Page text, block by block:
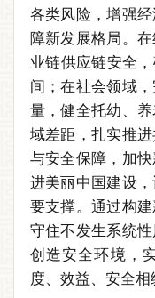
各类风险，增强
障新发展格局。
业链供应链安全
间；在社会领域
量，健全托幼、
域差距，扎实推
与安全保障，加
进美丽中国建设
要支撑。通过构
守住不发生系统
创造安全环境，
度、效益、安全相